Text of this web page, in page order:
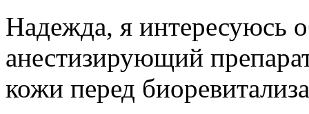
Надежда, я интересуюсь
анестизирующий
кожи перед